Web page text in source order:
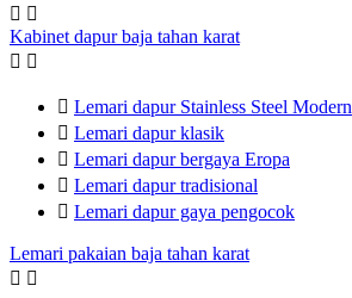
 
Kabinet dapur baja tahan karat
 
 Lemari dapur Stainless Steel Modern
 Lemari dapur klasik
 Lemari dapur bergaya Eropa
 Lemari dapur tradisional
 Lemari dapur gaya pengocok
Lemari pakaian baja tahan karat
 